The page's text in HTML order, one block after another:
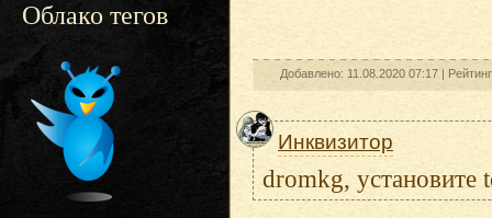
Облако тегов
Добавлено: 11.08.2020 07:17 |
Инквизитор
dromkg, установите